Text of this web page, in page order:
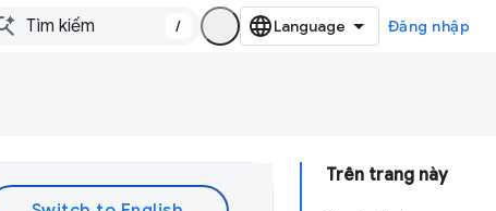
/ Đăng nhập
Trên trang này